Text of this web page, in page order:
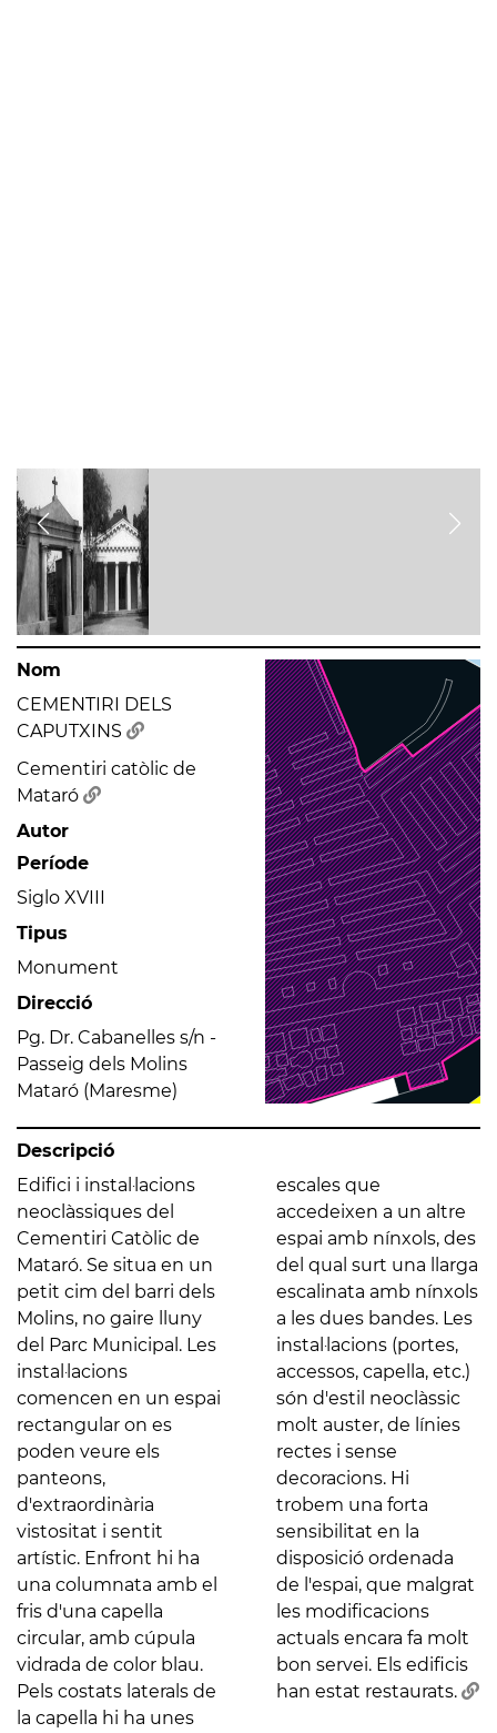
Nom
CEMENTIRI DELS
CAPUTXINS
Cementiri catòlic de
Mataró
Autor
Període
Siglo XVIII
Tipus
Monument
Direcció
Pg. Dr. Cabanelles s/n -
Passeig dels Molins
Mataró (Maresme)
Descripció
Edifici i instal·lacions
neoclàssiques del
Cementiri Catòlic de
Mataró. Se situa en un
petit cim del barri dels
Molins, no gaire lluny
del Parc Municipal. Les
instal·lacions
comencen en un espai
rectangular on es
poden veure els
panteons,
d'extraordinària
vistositat i sentit
artístic. Enfront hi ha
una columnata amb el
fris d'una capella
circular, amb cúpula
vidrada de color blau.
Pels costats laterals de
la capella hi ha unes
escales que
accedeixen a un altre
espai amb nínxols, des
del qual surt una llarga
escalinata amb nínxols
a les dues bandes. Les
instal·lacions (portes,
accessos, capella, etc.)
són d'estil neoclàssic
molt auster, de línies
rectes i sense
decoracions. Hi
trobem una forta
sensibilitat en la
disposició ordenada
de l'espai, que malgrat
les modificacions
actuals encara fa molt
bon servei. Els edificis
han estat restaurats.